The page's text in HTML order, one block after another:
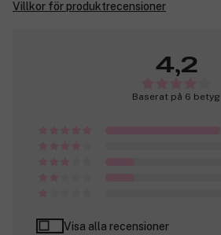
Villkor för produktrecensioner
4,2
Baserat på 6 betyg
Visa alla recensioner